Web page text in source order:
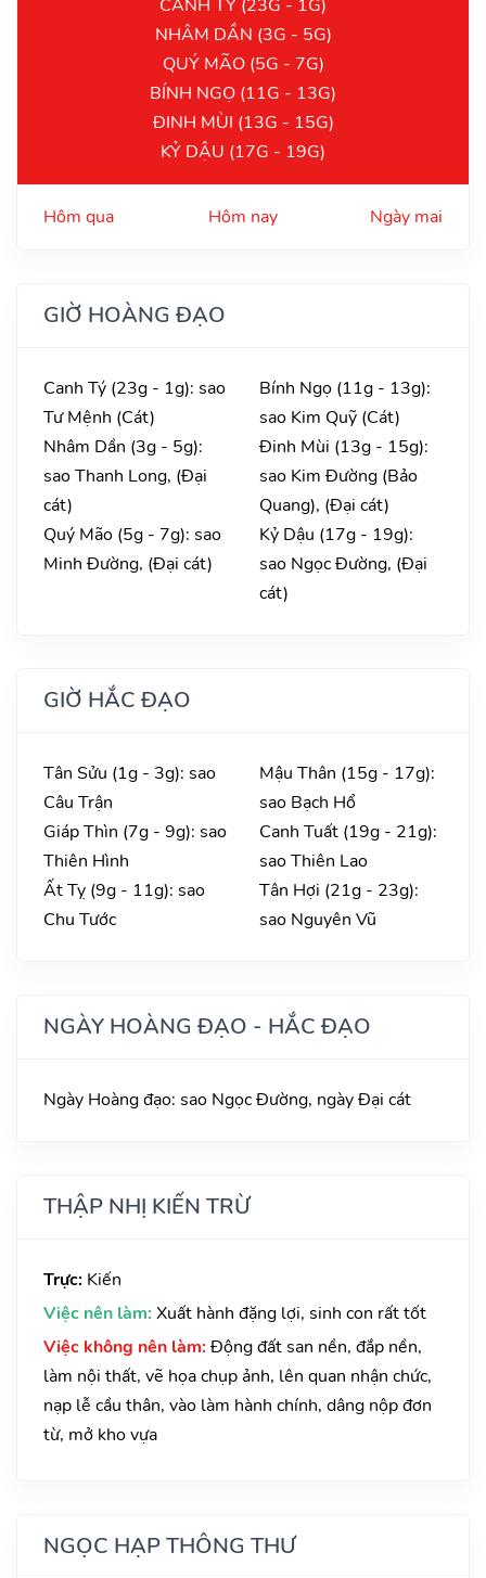
CANH TÝ (23G - 1G)
NHÂM DẦN (3G - 5G)
QUÝ MÃO (5G - 7G)
BÍNH NGỌ (11G - 13G)
ĐINH MÙI (13G - 15G)
KỶ DẬU (17G - 19G)
Hôm qua Hôm nay Ngày mai
GIỜ HOÀNG ĐẠO
Canh Tý (23g - 1g): sao
Tư Mệnh (Cát)
Nhâm Dần (3g - 5g):
sao Thanh Long, (Đại
cát)
Quý Mão (5g - 7g): sao
Minh Đường, (Đại cát)
Bính Ngọ (11g - 13g):
sao Kim Quỹ (Cát)
Đinh Mùi (13g - 15g):
sao Kim Đường (Bảo
Quang), (Đại cát)
Kỷ Dậu (17g - 19g):
sao Ngọc Đường, (Đại
cát)
GIỜ HẮC ĐẠO
Tân Sửu (1g - 3g): sao
Câu Trận
Giáp Thìn (7g - 9g): sao
Thiên Hình
Ất Tỵ (9g - 11g): sao
Chu Tước
Mậu Thân (15g - 17g):
sao Bạch Hổ
Canh Tuất (19g - 21g):
sao Thiên Lao
Tân Hợi (21g - 23g):
sao Nguyên Vũ
NGÀY HOÀNG ĐẠO - HẮC ĐẠO
Ngày Hoàng đạo: sao Ngọc Đường, ngày Đại cát
THẬP NHỊ KIẾN TRỪ
Trực: Kiến
Việc nên làm: Xuất hành đặng lợi, sinh con rất tốt
Việc không nên làm: Động đất san nền, đắp nền,
làm nội thất, vẽ họa chụp ảnh, lên quan nhận chức,
nạp lễ cầu thân, vào làm hành chính, dâng nộp đơn
từ, mở kho vựa
NGỌC HẠP THÔNG THƯ